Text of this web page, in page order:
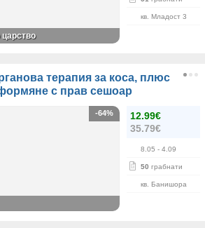
кв. Младост 3
терапия за коса, плюс
с прав сешоар
12.99€
35.79€
8.05 - 4.09
50 грабнати
кв. Банишора
-64%